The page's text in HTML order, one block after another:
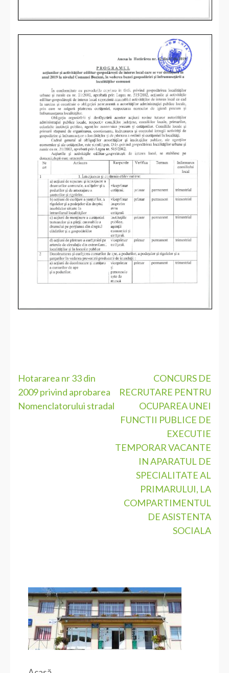
Navigare
în
Hotararea nr 33 din
2009 privind aprobarea
Nomenclatorului stradal
CONCURS DE
RECRUTARE PENTRU
OCUPAREA UNEI
FUNCTII PUBLICE DE
EXECUTIE
TEMPORAR VACANTE
IN APARATUL DE
SPECIALITATE AL
PRIMARULUI, LA
COMPARTIMENTUL
DE ASISTENTA
SOCIALA